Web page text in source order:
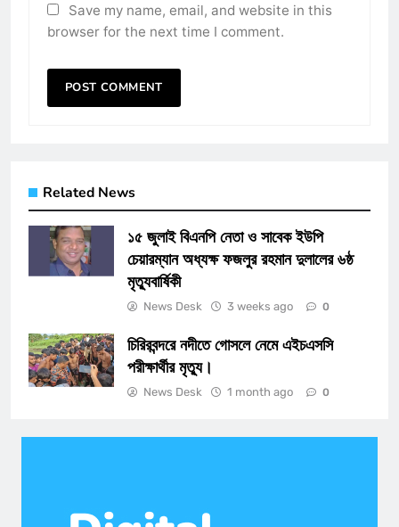
Save my name, email, and website in this
browser for the next time I comment.
Related News
১৫ জুলাই বিএনপি নেতা ও সাবেক ইউপি
চেয়ারম্যান অধ্যক্ষ ফজলুর রহমান দুলালের ৬ষ্ঠ
মৃত্যুবার্ষিকী
News Desk 3 weeks ago 0
চিরিরবন্দরে নদীতে গোসলে নেমে এইচএসসি
পরীক্ষার্থীর মৃত্যু।
News Desk 1 month ago 0